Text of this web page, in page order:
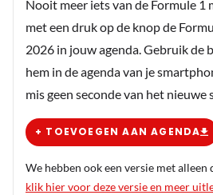
Eric1956
3 december 2020 14:42
Informatief artikel en terecht
Helmets trots zijn.
melden met een
Nooit meer iets van de Formule 1
met een druk op de knop de
2026 in jouw agenda. Gebruik de
hem in de agenda van je
mis geen seconde van het nieuwe
+ TOEVOEGEN AAN AGENDA
We hebben ook een versie met
klik hier voor deze versie en meer